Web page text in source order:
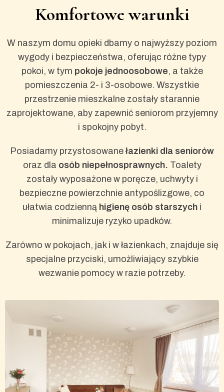
Komfortowe warunki
W naszym domu opieki dbamy o najwyższy poziom
wygody i bezpieczeństwa, oferując różne typy
pokoi, w tym pokoje jednoosobowe, a także
pomieszczenia 2- i 3-osobowe. Wszystkie
przestrzenie mieszkalne zostały starannie
zaprojektowane, aby zapewnić seniorom przyjemny
i spokojny pobyt.
Posiadamy przystosowane łazienki dla seniorów
oraz dla osób niepełnosprawnych. Toalety
zostaływyposażone w poręcze, uchwyty i
bezpieczne powierzchnie antypoślizgowe, co
ułatwia codzienną higienę osób starszych i
minimalizuje ryzyko upadków.
Zarówno w pokojach, jak i w łazienkach, znajduje się
specjalne przyciski, umożliwiający szybkie
wezwanie pomocy w razie potrzeby.